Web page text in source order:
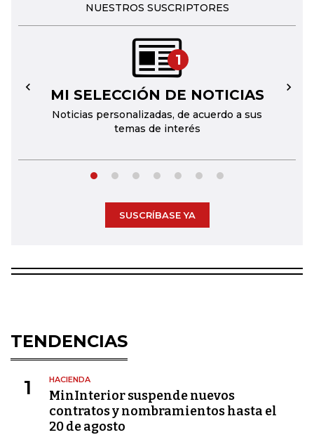
NUESTROS SUSCRIPTORES
1
MI SELECCIÓN DE NOTICIAS
Noticias personalizadas, de acuerdo a sus
temas de interés
← →
SUSCRÍBASE YA
TENDENCIAS
1 HACIENDA
MinInterior suspende nuevos
contratos y nombramientos hasta el
20 de agosto